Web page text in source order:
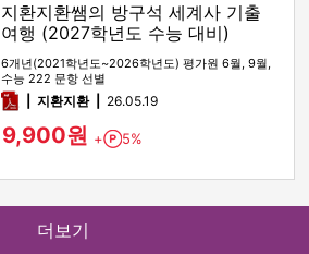
지환지환쌤의 방구석 세계사 기출
여행 (2027학년도 수능 대비)
6개년(2021학년도~2026학년도) 평가원 6월, 9월,
수능 222 문항 선별
pdf지환지환 26.05.19
9,900원 + Point
5%
더보기